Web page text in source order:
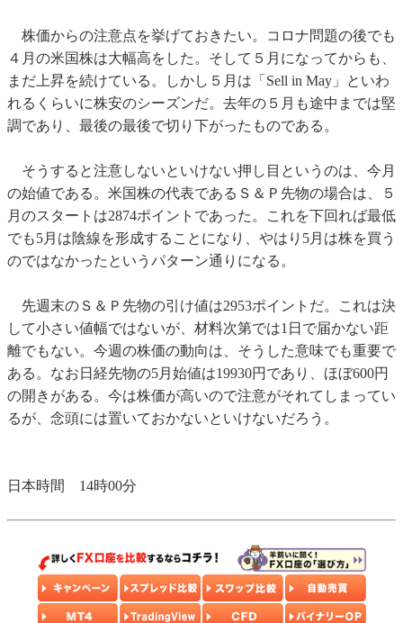
株価からの注意点を挙げておきたい。コロナ問題の後でも
４月の米国株は大幅高をした。そして５月になってからも、
まだ上昇を続けている。しかし５月は「Sell in May」といわ
れるくらいに株安のシーズンだ。去年の５月も途中までは堅
調であり、最後の最後で切り下がったものである。
そうすると注意しないといけない押し目というのは、今月
の始値である。米国株の代表であるＳ＆Ｐ先物の場合は、５
月のスタートは2874ポイントであった。これを下回れば最低
でも5月は陰線を形成することになり、やはり5月は株を買う
のではなかったというパターン通りになる。
先週末のＳ＆Ｐ先物の引け値は2953ポイントだ。これは決
して小さい値幅ではないが、材料次第では1日で届かない距
離でもない。今週の株価の動向は、そうした意味でも重要で
ある。なお日経先物の5月始値は19930円であり、ほぼ600円
の開きがある。今は株価が高いので注意がそれてしまってい
るが、念頭には置いておかないといけないだろう。
日本時間 14時00分